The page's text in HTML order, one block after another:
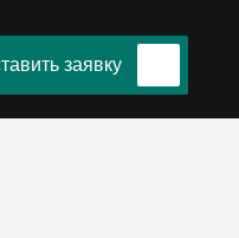
заявку